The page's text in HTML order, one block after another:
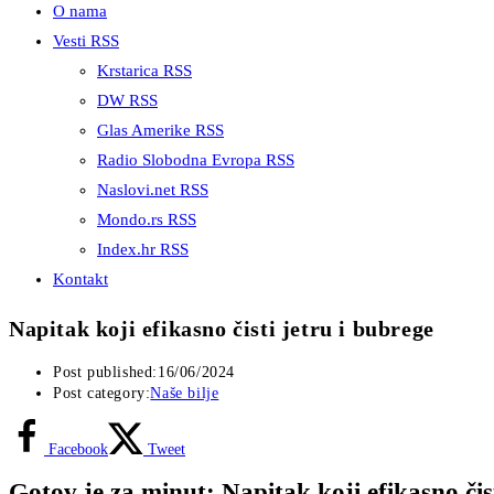
O nama
Vesti RSS
Krstarica RSS
DW RSS
Glas Amerike RSS
Radio Slobodna Evropa RSS
Naslovi.net RSS
Mondo.rs RSS
Index.hr RSS
Kontakt
Napitak koji efikasno čisti jetru i bubrege
Post published: 16/06/2024
Post category:Naše bilje
Facebook Tweet